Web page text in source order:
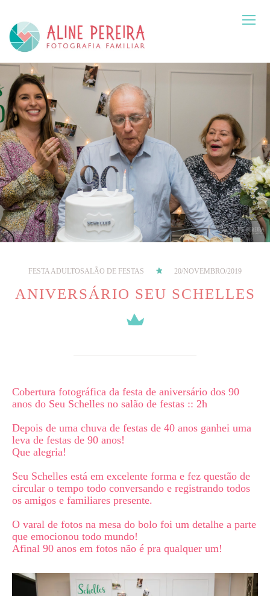
FESTA ADULTOSALÃO DE FESTAS 20/NOVEMBRO/2019
ANIVERSÁRIO SEU SCHELLES
Cobertura fotográfica da festa de aniversário dos 90
anos do Seu Schelles no salão de festas :: 2h
Depois de uma chuva de festas de 40 anos ganhei uma
leva de festas de 90 anos!
Que alegria!
Seu Schelles está em excelente forma e fez questão de
circular o tempo todo conversando e registrando todos
os amigos e familiares presente.
O varal de fotos na mesa do bolo foi um detalhe a parte
que emocionou todo mundo!
Afinal 90 anos em fotos não é pra qualquer um!